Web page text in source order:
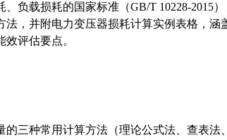
负载损耗的国家标准（GB/T 10228-2015
，并附电力变压器损耗计算实例表格，涵
评估要点。
的三种常用计算方法（理论公式法、查表法